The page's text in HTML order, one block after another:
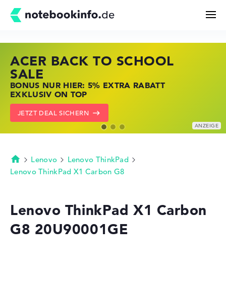
Kaufberatung
Technik & Wissen
Merkzettel
ACER BACK TO SCHOOL
SALE
BONUS NUR HIER: 5% EXTRA RABATT
EXKLUSIV ON TOP
JETZT DEAL SICHERN
HP STORE SSV DEALS
JETZT ZUGREIFEN: NOTEBOOKS BEI HP
KRÄFTIG REDUZIERT
ZU DEN HP ANGEBOTEN
LENOVO LAPTOP DEALS
NOTEBOOKS BEI LENOVO JETZT
KRÄFTIG REDUZIERT
LENOVO DEALS ZEIGEN
Startseite
Lenovo
Lenovo ThinkPad
Lenovo ThinkPad X1 Carbon G8
Lenovo ThinkPad X1 Carbon
G8 20U90001GE